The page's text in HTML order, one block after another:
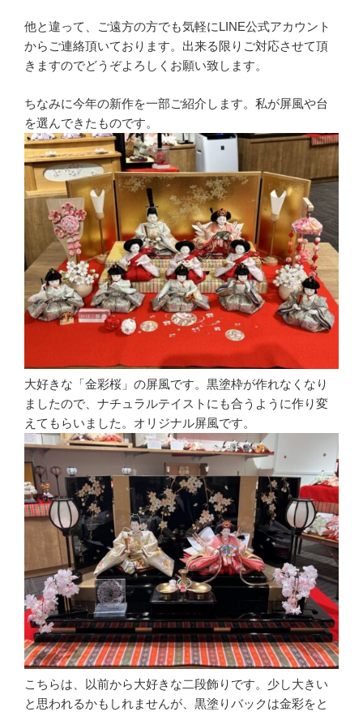
他と違って、ご遠方の方でも気軽にLINE公式アカウント
からご連絡頂いております。出来る限りご対応させて頂
きますのでどうぞよろしくお願い致します。
ちなみに今年の新作を一部ご紹介します。私が屏風や台
を選んできたものです。
大好きな「金彩桜」の屏風です。黒塗枠が作れなくなり
ましたので、ナチュラルテイストにも合うように作り変
えてもらいました。オリジナル屏風です。
こちらは、以前から大好きな二段飾りです。少し大きい
と思われるかもしれませんが、黒塗りバックは金彩をと